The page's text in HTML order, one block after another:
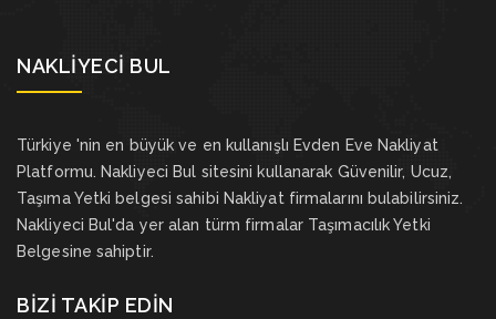
NAKLIYECI BUL
Türkiye 'nin en büyük ve en kullanışlı Evden Eve Nakliyat
Platformu. Nakliyeci Bul sitesini kullanarak Güvenilir, Ucuz,
Taşıma Yetki belgesi sahibi Nakliyat firmalarını bulabilirsiniz.
Nakliyeci Bul'da yer alan türm firmalar Taşımacılık Yetki
Belgesine sahiptir.
BIZI TAKIP EDIN